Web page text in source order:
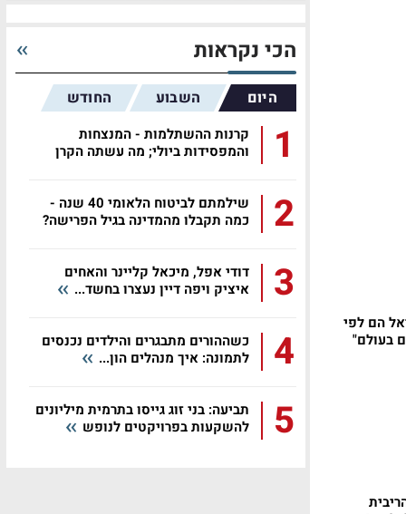
הם לפי
בעולם"
הריבית
הכי נקראות
היום השבוע החודש
1
קרנות ההשתלמות - המנצחות
והמפסידות ביולי; מה עשתה הקרן
2
שילמתם לביטוח הלאומי 40 שנה -
כמה תקבלו מהמדינה בגיל הפרישה?
3
דודי אפל, מיכאל קליינר והאחים
איציק ויפה דיין נעצרו בחשד...
4
כשההורים מתבגרים והילדים נכנסים
לתמונה: איך מנהלים הון...
5
תביעה: בני זוג גייסו בתרמית מיליונים
להשקעות בפרויקטים לנופש